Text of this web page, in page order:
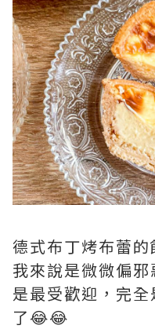
德式布丁烤布蕾
我來說是微微偏
是最受歡迎，完
了😂😂